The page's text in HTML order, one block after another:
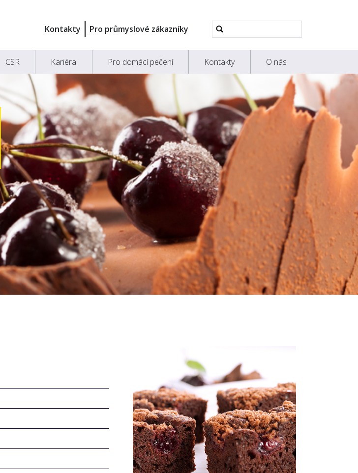
Kontakty Pro průmyslové zákazníky
Pokročilé
vyhledávání...
CSR Kariéra Pro domácí pečení Kontakty O nás